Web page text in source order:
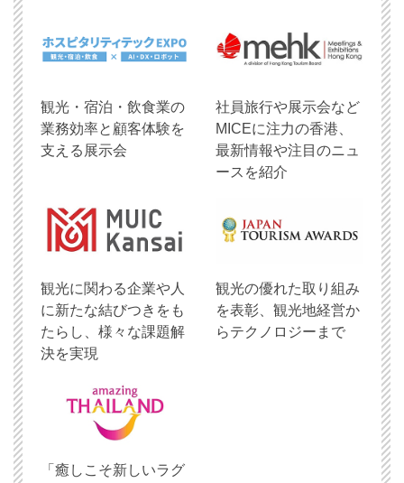
観光・宿泊・飲食業の
業務効率と顧客体験を
支える展示会
社員旅行や展示会など
MICEに注力の香港、
最新情報や注目のニュ
ースを紹介
観光に関わる企業や人
に新たな結びつきをも
たらし、様々な課題解
決を実現
観光の優れた取り組み
を表彰、観光地経営か
らテクノロジーまで
「癒しこそ新しいラグ